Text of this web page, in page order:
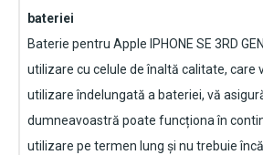
bateriei
Baterie pentru Apple IPHONE SE 3RD GEN
utilizare cu celule de înaltă calitate, care
utilizare îndelungată a bateriei, vă
dumneavoastră poate funcționa în
utilizare pe termen lung și nu trebuie